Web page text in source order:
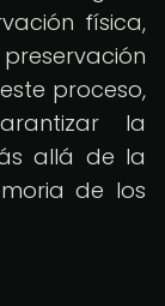
física,
proceso,
la
allá de la
de los